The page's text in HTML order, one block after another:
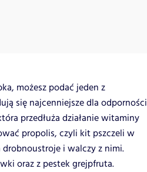
możesz podać jeden z
się najcenniejsze dla odporności
przedłuża działanie witaminy
propolis, czyli kit pszczeli w
i walczy z nimi.
oraz z pestek grejpfruta.